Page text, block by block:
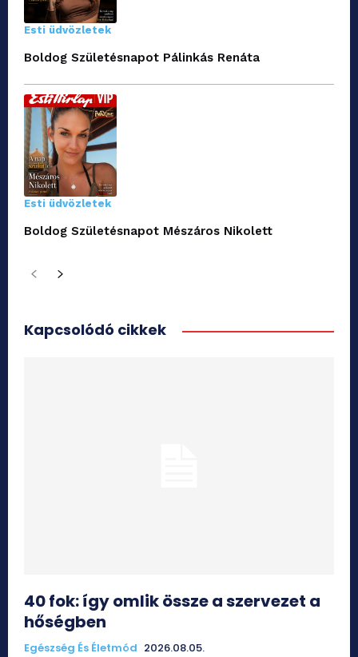
Esti üdvözletek
Boldog Születésnapot Pálinkás Renáta
Esti üdvözletek
Boldog Születésnapot Mészáros Nikolett
Kapcsolódó cikkek
40 fok: így omlik össze a szervezet a
hőségben
Egészség És Életmód 2026.08.05.